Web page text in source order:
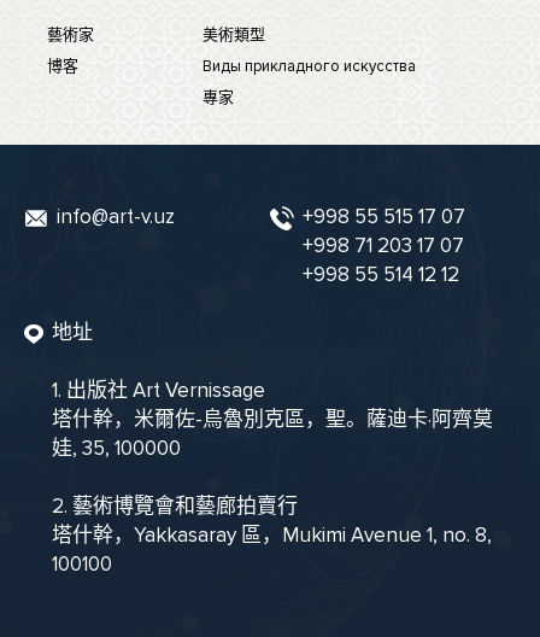
藝術家
博客
美術類型
Виды прикладного искусства
專家
info@art-v.uz
+998 55 515 17 07
+998 71 203 17 07
+998 55 514 12 12
地址
1. 出版社 Art Vernissage
塔什幹，米爾佐-烏魯別克區，聖。薩迪卡·阿齊莫
娃, 35, 100000
2. 藝術博覽會和藝廊拍賣行
塔什幹，Yakkasaray 區，Mukimi Avenue 1, no. 8,
100100